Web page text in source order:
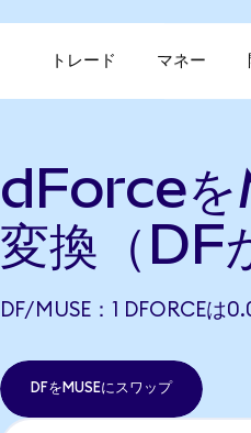
トレード マネー
dForce
変換（DF
DF/MUSE：1 DFORCEは
DFをMUSEにスワップ